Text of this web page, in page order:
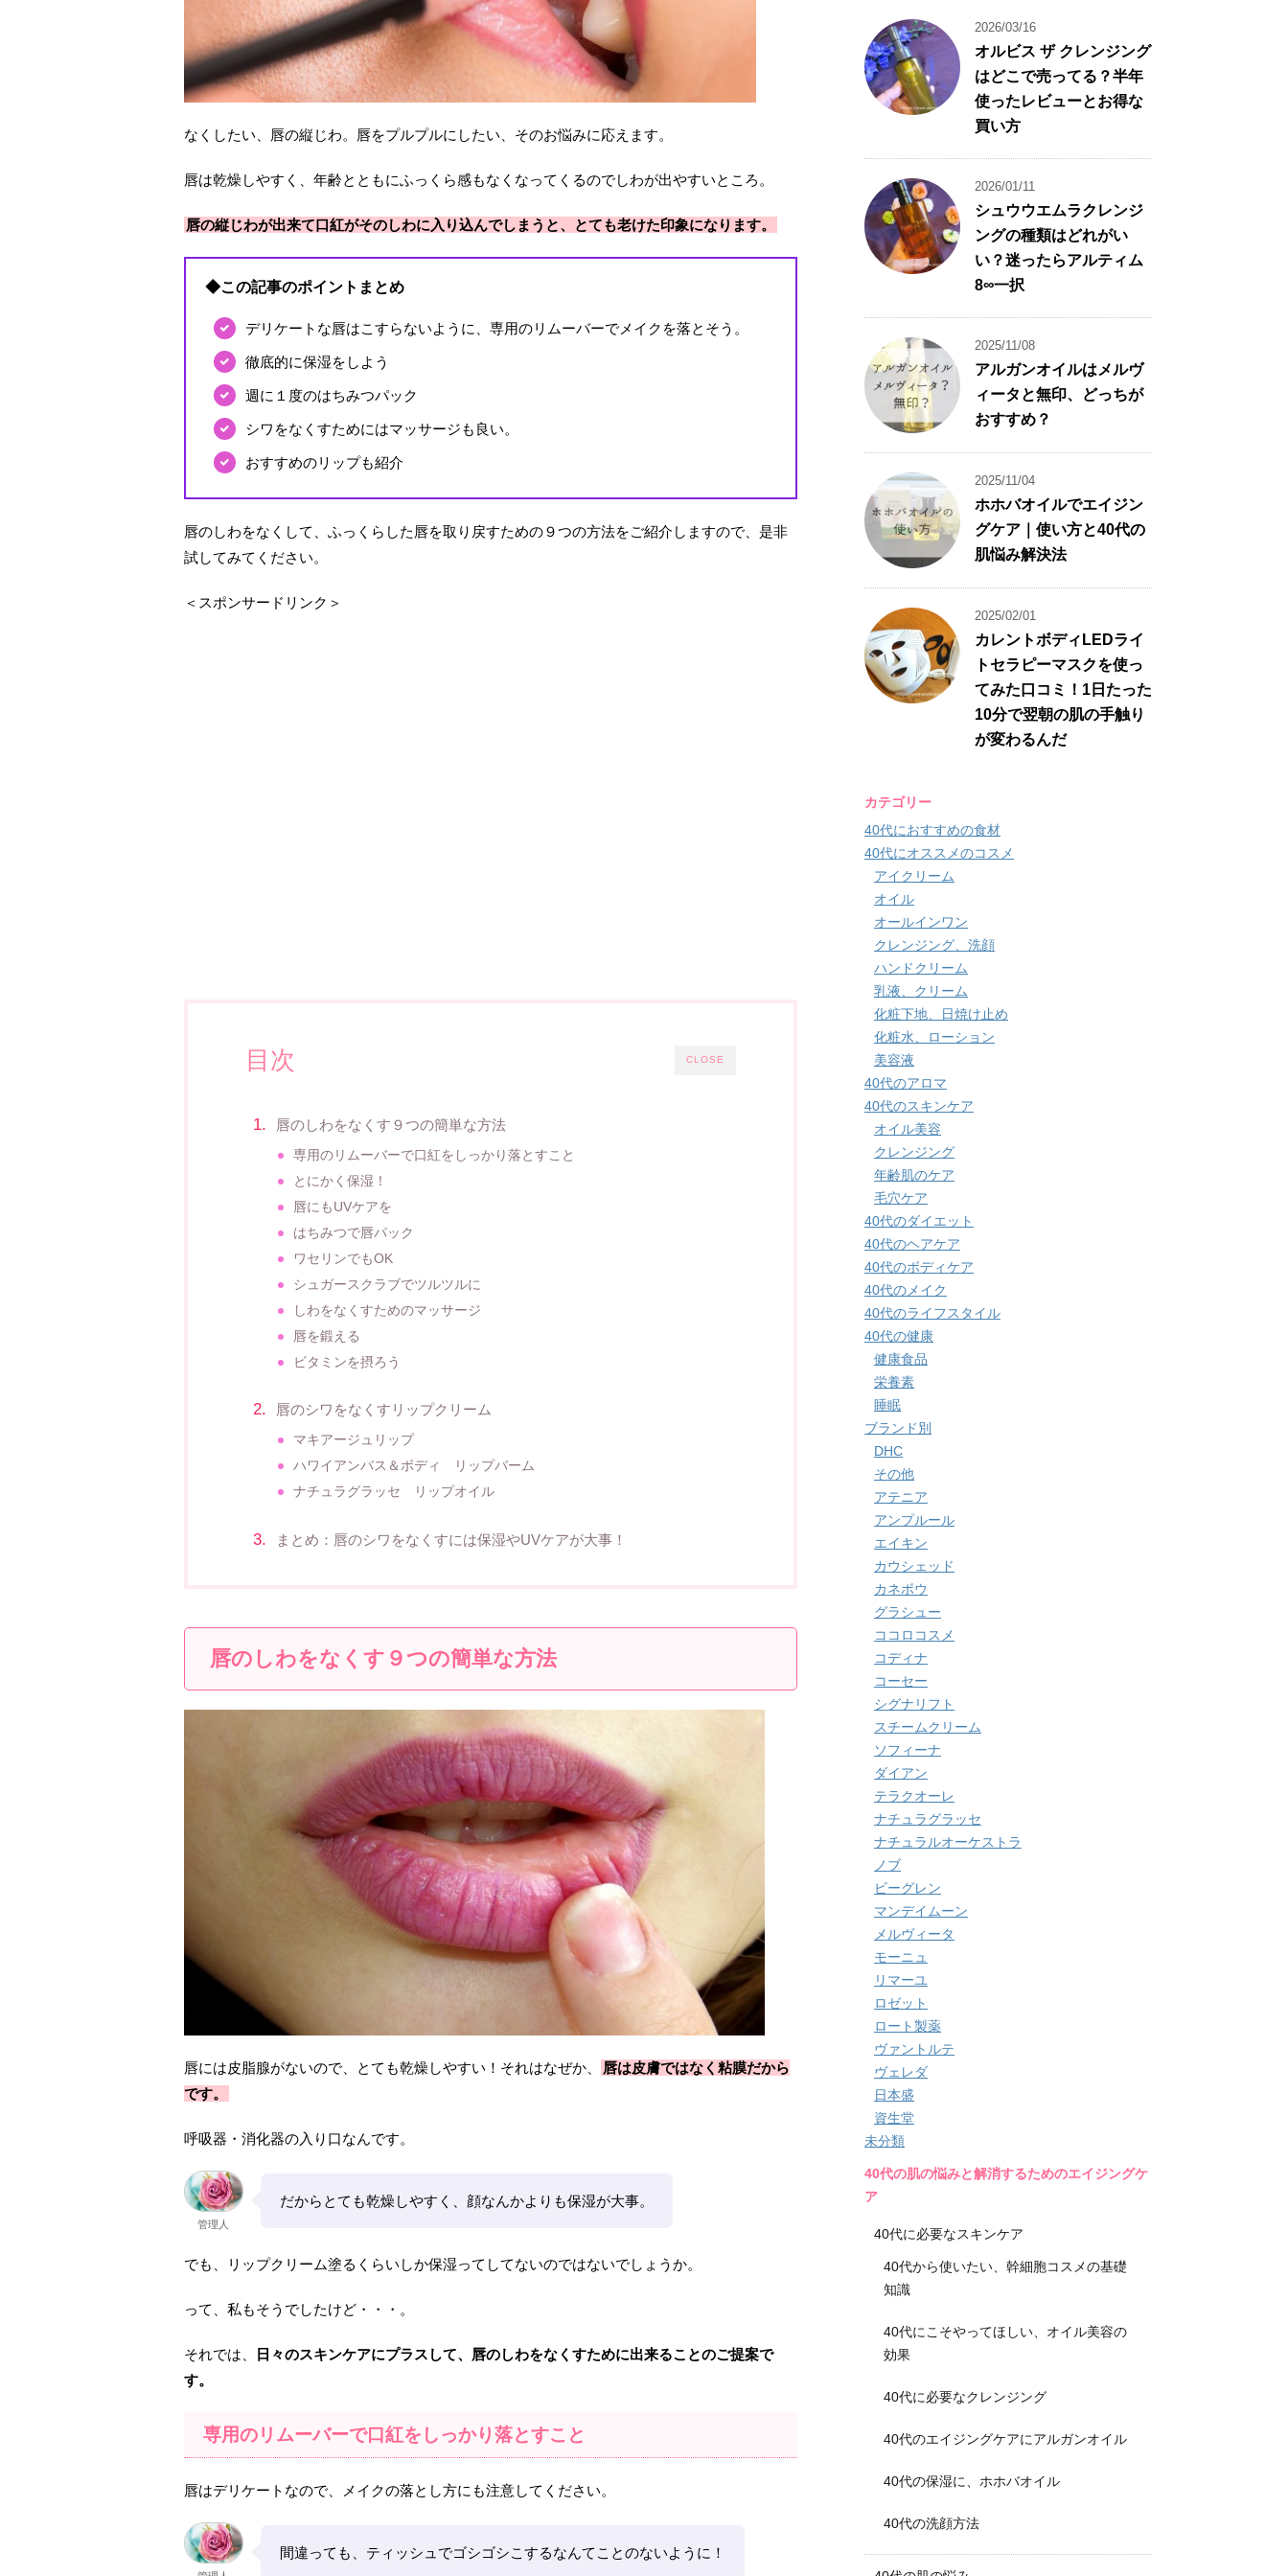
なくしたい、唇の縦じわ。唇をプルプルにしたい、そのお悩みに応えます。
唇は乾燥しやすく、年齢とともにふっくら感もなくなってくるのでしわが出やすいところ。
唇の縦じわが出来て口紅がそのしわに入り込んでしまうと、とても老けた印象になります。
◆この記事のポイントまとめ
デリケートな唇はこすらないように、専用のリムーバーでメイクを落とそう。
徹底的に保湿をしよう
週に１度のはちみつパック
シワをなくすためにはマッサージも良い。
おすすめのリップも紹介
唇のしわをなくして、ふっくらした唇を取り戻すための９つの方法をご紹介しますので、是非
試してみてください。
＜スポンサードリンク＞
CLOSE
目次
唇のしわをなくす９つの簡単な方法
専用のリムーバーで口紅をしっかり落とすこと
とにかく保湿！
唇にもUVケアを
はちみつで唇パック
ワセリンでもOK
シュガースクラブでツルツルに
しわをなくすためのマッサージ
唇を鍛える
ビタミンを摂ろう
唇のシワをなくすリップクリーム
マキアージュリップ
ハワイアンバス＆ボディ リップバーム
ナチュラグラッセ リップオイル
まとめ：唇のシワをなくすには保湿やUVケアが大事！
唇のしわをなくす９つの簡単な方法
唇には皮脂腺がないので、とても乾燥しやすい！それはなぜか、
唇は皮膚ではなく粘膜だから
です。
呼吸器・消化器の入り口なんです。
管理人
だからとても乾燥しやすく、顔なんかよりも保湿が大事。
でも、リップクリーム塗るくらいしか保湿ってしてないのではないでしょうか。
って、私もそうでしたけど・・・。
それでは、
日々のスキンケアにプラスして、唇のしわをなくすために出来ることのご提案で
す。
専用のリムーバーで口紅をしっかり落とすこと
唇はデリケートなので、メイクの落とし方にも注意してください。
間違っても、ティッシュでゴシゴシこするなんてことのないように！
2026/03/16
オルビス ザ クレンジング
はどこで売ってる？半年
使ったレビューとお得な
買い方
2026/01/11
シュウウエムラクレンジ
ングの種類はどれがい
い？迷ったらアルティム
8∞一択
2025/11/08
アルガンオイルはメルヴ
ィータと無印、どっちが
おすすめ？
2025/11/04
ホホバオイルでエイジン
グケア｜使い方と40代の
肌悩み解決法
2025/02/01
カレントボディLEDライ
トセラピーマスクを使っ
てみた口コミ！1日たった
10分で翌朝の肌の手触り
が変わるんだ
カテゴリー
40代におすすめの食材
40代にオススメのコスメ
アイクリーム
オイル
オールインワン
クレンジング、洗顔
ハンドクリーム
乳液、クリーム
化粧下地、日焼け止め
化粧水、ローション
美容液
40代のアロマ
40代のスキンケア
オイル美容
クレンジング
年齢肌のケア
毛穴ケア
40代のダイエット
40代のヘアケア
40代のボディケア
40代のメイク
40代のライフスタイル
40代の健康
健康食品
栄養素
睡眠
ブランド別
DHC
その他
アテニア
アンプルール
エイキン
カウシェッド
カネボウ
グラシュー
ココロコスメ
コディナ
コーセー
シグナリフト
スチームクリーム
ソフィーナ
ダイアン
テラクオーレ
ナチュラグラッセ
ナチュラルオーケストラ
ノブ
ビーグレン
マンデイムーン
メルヴィータ
モーニュ
リマーユ
ロゼット
ロート製薬
ヴァントルテ
ヴェレダ
日本盛
資生堂
未分類
40代の肌の悩みと解消するためのエイジングケ
ア
40代に必要なスキンケア
40代から使いたい、幹細胞コスメの基礎
知識
40代にこそやってほしい、オイル美容の
効果
40代に必要なクレンジング
40代のエイジングケアにアルガンオイル
40代の保湿に、ホホバオイル
40代の洗顔方法